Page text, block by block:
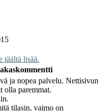
täältä lisää.
ja nopea palvelu. Nettisivun
olla paremmat.
tilasin, vaimo on